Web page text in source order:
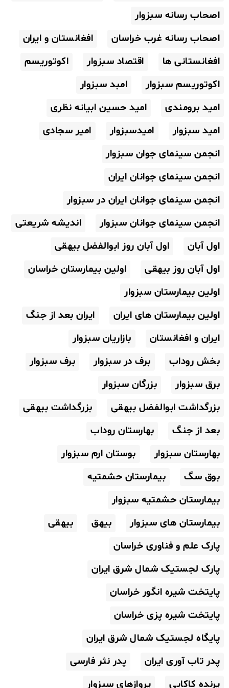
اصحاب رسانه سبزوار
اصحاب رسانه غرب خراسان
افغانستان و ایران
افغانستانی ها
اقتصاد سبزوار
اکوتوریسم
اکوتوریسم سبزوار
امبد سبزوار
امید برومندی
امید حسین ابیانه نظری
امید سبزوار
امیدسبزوار
امیر سجادی
انجمن سینمای جوان سبزوار
انجمن سینمای جوانان ایران
انجمن سینمای جوانان ایران در سبزوار
انجمن سینمای جوانان سبزوار
اندیشه شریعتی
اول آبان
اول آبان روز ابوالفضل بیهقی
اول آبان روز بیهقی
اولین بیمارستان خراسان
اولین بیمارستان سبزوار
اولین بیمارستان های ایران
ایران بعد از جنگ
ایران و افغانستان
بازاریان سبزوار
بخش روداب
برف در سبزوار
برف سبزوار
برق سبزوار
بزرگان سبزوار
بزرگداشت ابوالفضل بیهقی
بزرگداشت بیهقی
بعد از جنگ
بهارستان روداب
بهارستان سبزوار
بوستان ارم سبزوار
بوق سگ
بیمارستان حشمتیه
بیمارستان حشمتیه سبزوار
بیمارستان های سبزوار
بیهق
بیهقی
پارک علم و فناوری خراسان
پارک لجستیک شمال شرق ایران
پایتخت شیره انگور خراسان
پایتخت شیره پزی خراسان
پایگاه لجستیک شمال شرق ایران
پدر تاب آوری ایران
پدر نثر فارسی
پرنده کاکایی
پروازهای سبزوار